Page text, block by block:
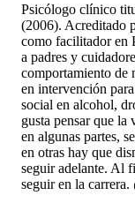
Psicólogo clínico
(2006). Acreditado
como facilitador en
a padres y
comportamiento de
en intervención
social en alcohol,
gusta pensar que la
en algunas partes,
en otras hay que
seguir adelante. Al
seguir en la carrera.